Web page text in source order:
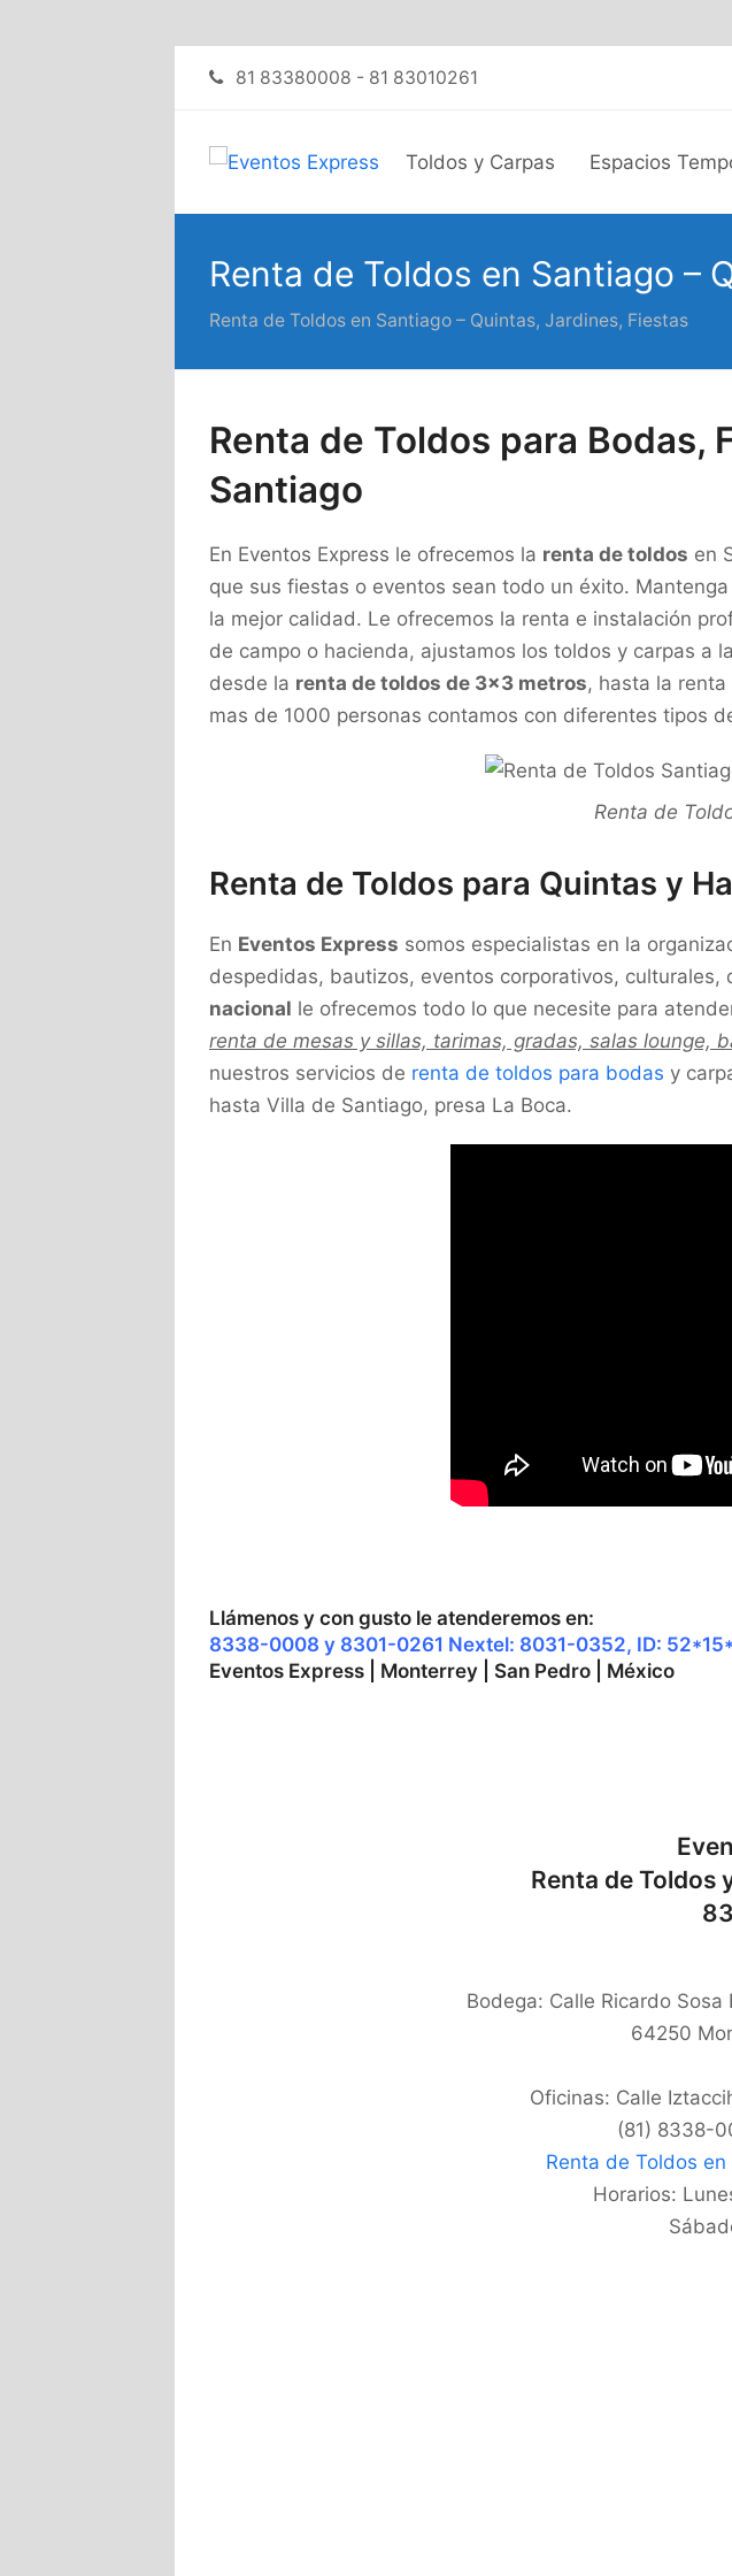
81 83380008 - 81 83010261
Toldos y Carpas Espacios
Renta de Toldos en Santiago –
Renta de Toldos en Santiago – Quintas, Jardines, Fiestas
Renta de Toldos para Bodas,
Santiago
En Eventos Express le ofrecemos la renta de toldos en
que sus fiestas o eventos sean todo un éxito.
la mejor calidad. Le ofrecemos la renta e instalación
de campo o hacienda, ajustamos los toldos y carpas a
desde la renta de toldos de 3×3 metros, hasta la renta
mas de 1000 personas contamos con diferentes tipos
Renta de
Renta de Toldos para Quintas y
En Eventos Express somos especialistas en la
despedidas, bautizos, eventos corporativos,
nacional le ofrecemos todo lo que necesite para
renta de mesas y sillas, tarimas, gradas, salas lounge,
nuestros servicios de renta de toldos para bodas y
hasta Villa de Santiago, presa La Boca.
Llámenos y con gusto le atenderemos en:
8338-0008 y 8301-0261 Nextel: 8031-0352, ID:
Eventos Express | Monterrey | San Pedro | México
Renta de Toldos
Bodega: Calle Ricardo
64250
Oficinas: Calle
(81) 8338-
Renta de Toldos
Horarios: